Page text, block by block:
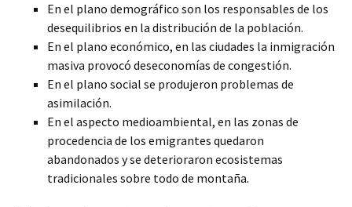
En el plano demográfico son los responsables de los
desequilibrios en la distribución de la población.
En el plano económico, en las ciudades la inmigración
masiva provocó deseconomías de congestión.
En el plano social se produjeron problemas de
asimilación.
En el aspecto medioambiental, en las zonas de
procedencia de los emigrantes quedaron
abandonados y se deterioraron ecosistemas
tradicionales sobre todo de montaña.